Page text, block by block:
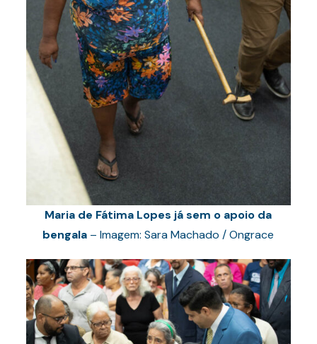
Maria de Fátima Lopes já sem o apoio da
bengala – Imagem: Sara Machado / Ongrace